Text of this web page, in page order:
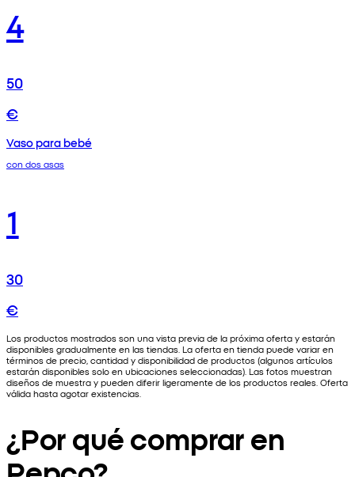
4
50
€
Vaso para bebé
con dos asas
1
30
€
Los productos mostrados son una vista previa de la próxima oferta y estarán
disponibles gradualmente en las tiendas. La oferta en tienda puede variar en
términos de precio, cantidad y disponibilidad de productos (algunos artículos
estarán disponibles solo en ubicaciones seleccionadas). Las fotos muestran
diseños de muestra y pueden diferir ligeramente de los productos reales. Oferta
válida hasta agotar existencias.
¿Por qué comprar en